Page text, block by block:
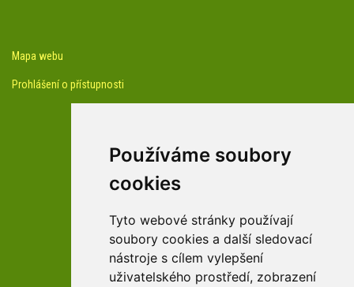
Používáme soubory
cookies
Tyto webové stránky používají
soubory cookies a další sledovací
nástroje s cílem vylepšení
uživatelského prostředí, zobrazení
Mapa webu
Prohlášení o přístupnosti
Youtube kanál arboreta